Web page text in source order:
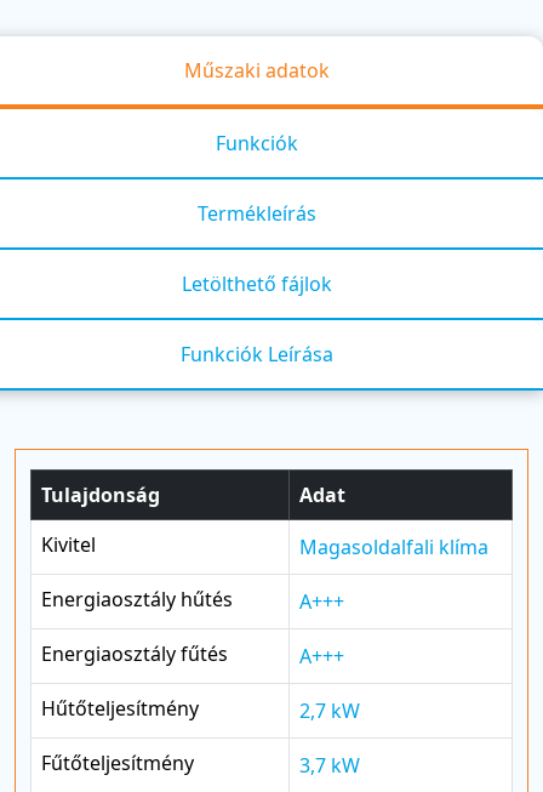
Műszaki adatok
Funkciók
Termékleírás
Letölthető fájlok
Funkciók Leírása
Tulajdonság
Adat
Kivitel
Magasoldalfali klíma
Energiaosztály hűtés
A+++
Energiaosztály fűtés
A+++
Hűtőteljesítmény
2,7 kW
Fűtőteljesítmény
3,7 kW